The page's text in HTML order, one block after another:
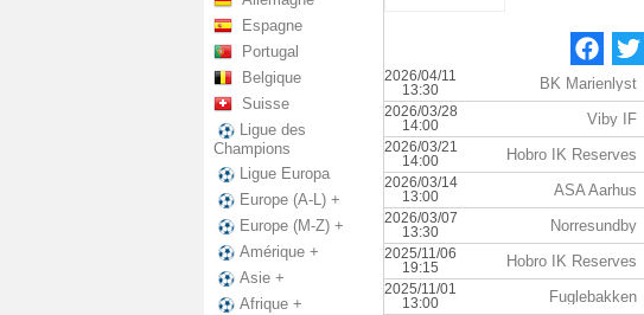
Espagne
Portugal
Belgique
Suisse
Ligue des
Champions
Ligue Europa
Europe (A-L) +
Europe (M-Z) +
Amérique +
Asie +
Afrique +
2026/04/11
13:30
BK Marienlyst
2026/03/28
14:00
Viby IF
2026/03/21
14:00
Hobro IK Reserves
2026/03/14
13:00
ASA Aarhus
2026/03/07
13:30
Norresundby
2025/11/06
19:15
Hobro IK Reserves
2025/11/01
13:00
Fuglebakken